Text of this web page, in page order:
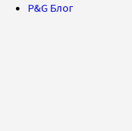
P&G Блог